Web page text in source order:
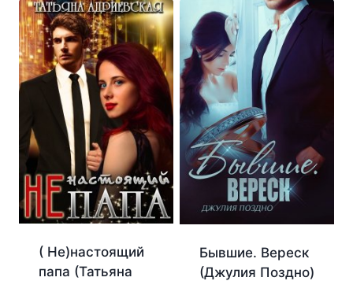
( Не)настоящий
папа (Татьяна
Бывшие. Вереск
(Джулия Поздно)